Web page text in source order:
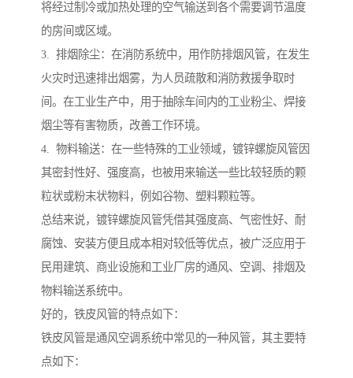
将经过制冷或加热处理的空气输送到各个需要调节温度
的房间或区域。
3. 排烟除尘：在消防系统中，用作防排烟风管，在发生
火灾时迅速排出烟雾，为人员疏散和消防救援争取时
间。在工业生产中，用于抽除车间内的工业粉尘、焊接
烟尘等有害物质，改善工作环境。
4. 物料输送：在一些特殊的工业领域，镀锌螺旋风管因
其密封性好、强度高，也被用来输送一些比较轻质的颗
粒状或粉末状物料，例如谷物、塑料颗粒等。
总结来说，镀锌螺旋风管凭借其强度高、气密性好、耐
腐蚀、安装方便且成本相对较低等优点，被广泛应用于
民用建筑、商业设施和工业厂房的通风、空调、排烟及
物料输送系统中。
好的，铁皮风管的特点如下：
铁皮风管是通风空调系统中常见的一种风管，其主要特
点如下：